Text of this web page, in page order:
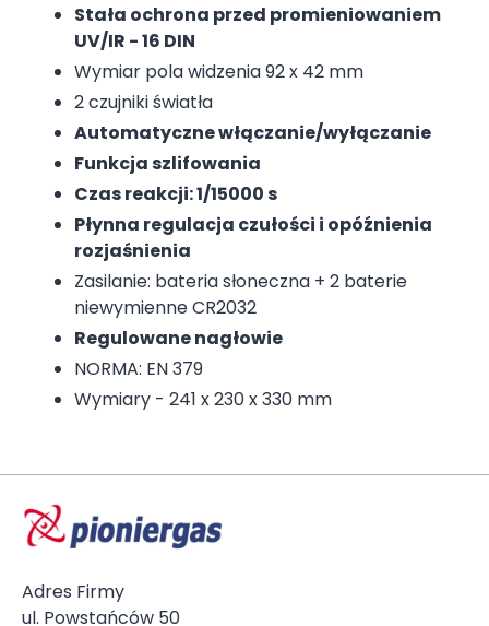
Stała ochrona przed promieniowaniem
UV/IR - 16 DIN
Wymiar pola widzenia 92 x 42 mm
2 czujniki światła
Automatyczne włączanie/wyłączanie
Funkcja szlifowania
Czas reakcji: 1/15000 s
Płynna regulacja czułości i opóźnienia
rozjaśnienia
Zasilanie: bateria słoneczna + 2 baterie
niewymienne CR2032
Regulowane nagłowie
NORMA: EN 379
Wymiary - 241 x 230 x 330 mm
Adres Firmy
ul. Powstańców 50